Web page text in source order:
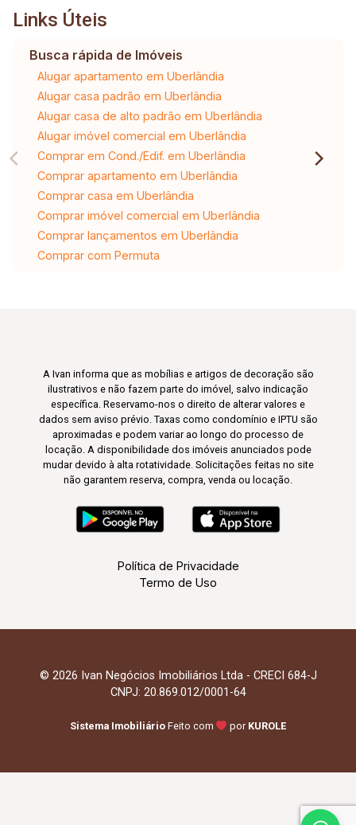
Links Úteis
Busca rápida de Imóveis
Alugar apartamento em Uberlândia
Alugar casa padrão em Uberlândia
Alugar casa de alto padrão em Uberlândia
Alugar imóvel comercial em Uberlândia
Comprar em Cond./Edif. em Uberlândia
Comprar apartamento em Uberlândia
Comprar casa em Uberlândia
Comprar imóvel comercial em Uberlândia
Comprar lançamentos em Uberlândia
Comprar com Permuta
A Ivan informa que as mobílias e artigos de decoração são
ilustrativos e não fazem parte do imóvel, salvo indicação
específica. Reservamo-nos o direito de alterar valores e
dados sem aviso prévio. Taxas como condomínio e IPTU são
aproximadas e podem variar ao longo do processo de
locação. A disponibilidade dos imóveis anunciados pode
mudar devido à alta rotatividade. Solicitações feitas no site
não garantem reserva, compra, venda ou locação.
Política de Privacidade
Termo de Uso
© 2026 Ivan Negócios Imobiliários Ltda - CRECI 684-J
CNPJ: 20.869.012/0001-64
Sistema Imobiliário Feito com por KUROLE